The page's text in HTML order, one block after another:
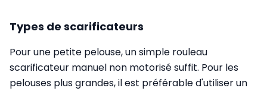
Types de scarificateurs
Pour une petite pelouse, un simple rouleau
scarificateur manuel non motorisé suffit. Pour les
pelouses plus grandes, il est préférable d'utiliser un